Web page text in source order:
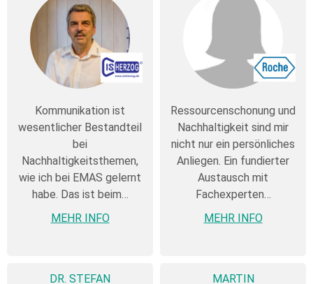
Kommunikation ist
wesentlicher Bestandteil
bei
Nachhaltigkeitsthemen,
wie ich bei EMAS gelernt
habe. Das ist beim…
MEHR INFO
Ressourcenschonung und
Nachhaltigkeit sind mir
nicht nur ein persönliches
Anliegen. Ein fundierter
Austausch mit
Fachexperten…
MEHR INFO
DR. STEFAN
MARTIN